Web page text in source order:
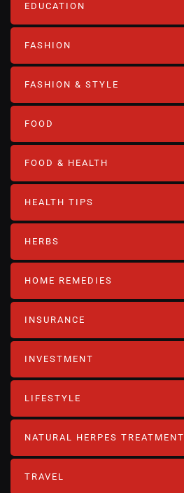
EDUCATION
FASHION
FASHION & STYLE
FOOD
FOOD & HEALTH
HEALTH TIPS
HERBS
HOME REMEDIES
INSURANCE
INVESTMENT
LIFESTYLE
NATURAL HERPES TREATMENT‎
TRAVEL